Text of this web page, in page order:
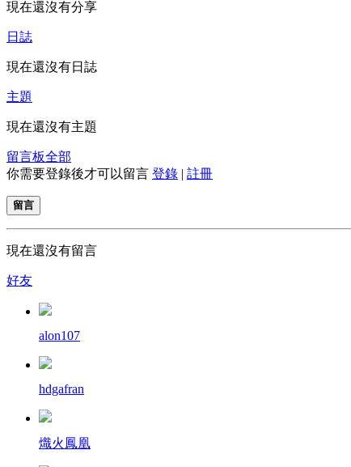
現在還沒有分享
日誌
現在還沒有日誌
主題
現在還沒有主題
留言板全部
你需要登錄後才可以留言 登錄 | 註冊
留言
現在還沒有留言
好友
alon107
hdgafran
熾火鳳凰